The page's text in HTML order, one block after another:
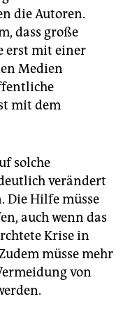
die Autoren.
dass große
erst mit einer
Medien
mit dem
solche
verändert
Die Hilfe müsse
auch wenn das
Krise in
müsse mehr
von